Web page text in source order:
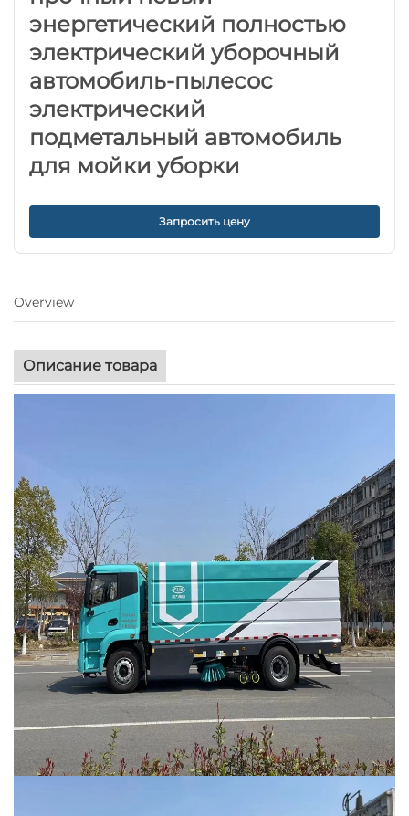
энергетический полностью
электрический уборочный
автомобиль-пылесос
электрический
подметальный автомобиль
для мойки уборки
Запросить цену
Overview
Описание товара